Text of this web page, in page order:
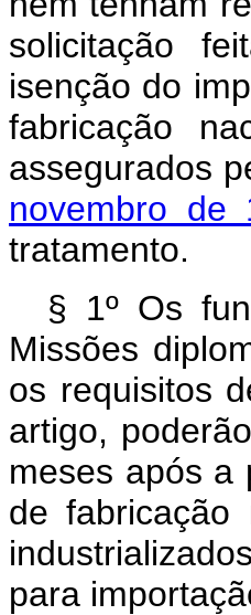
solicitação
isenção do
fabricação
assegurados
novembro de
tratamento.
§ 1º Os
Missões
os requisitos
artigo,
meses após a
de fabricação
para